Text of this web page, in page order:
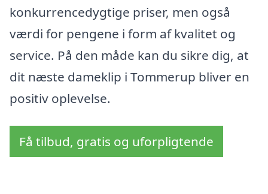
konkurrencedygtige priser, men også
værdi for pengene i form af kvalitet og
service. På den måde kan du sikre dig, at
dit næste dameklip i Tommerup bliver en
positiv oplevelse.
Få tilbud, gratis og uforpligtende